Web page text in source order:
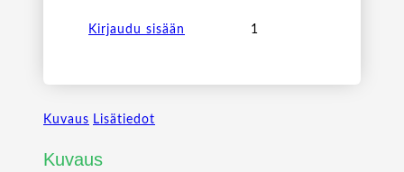
2
Kirjaudu sisään
Kuvaus Lisätiedot
Kuvaus